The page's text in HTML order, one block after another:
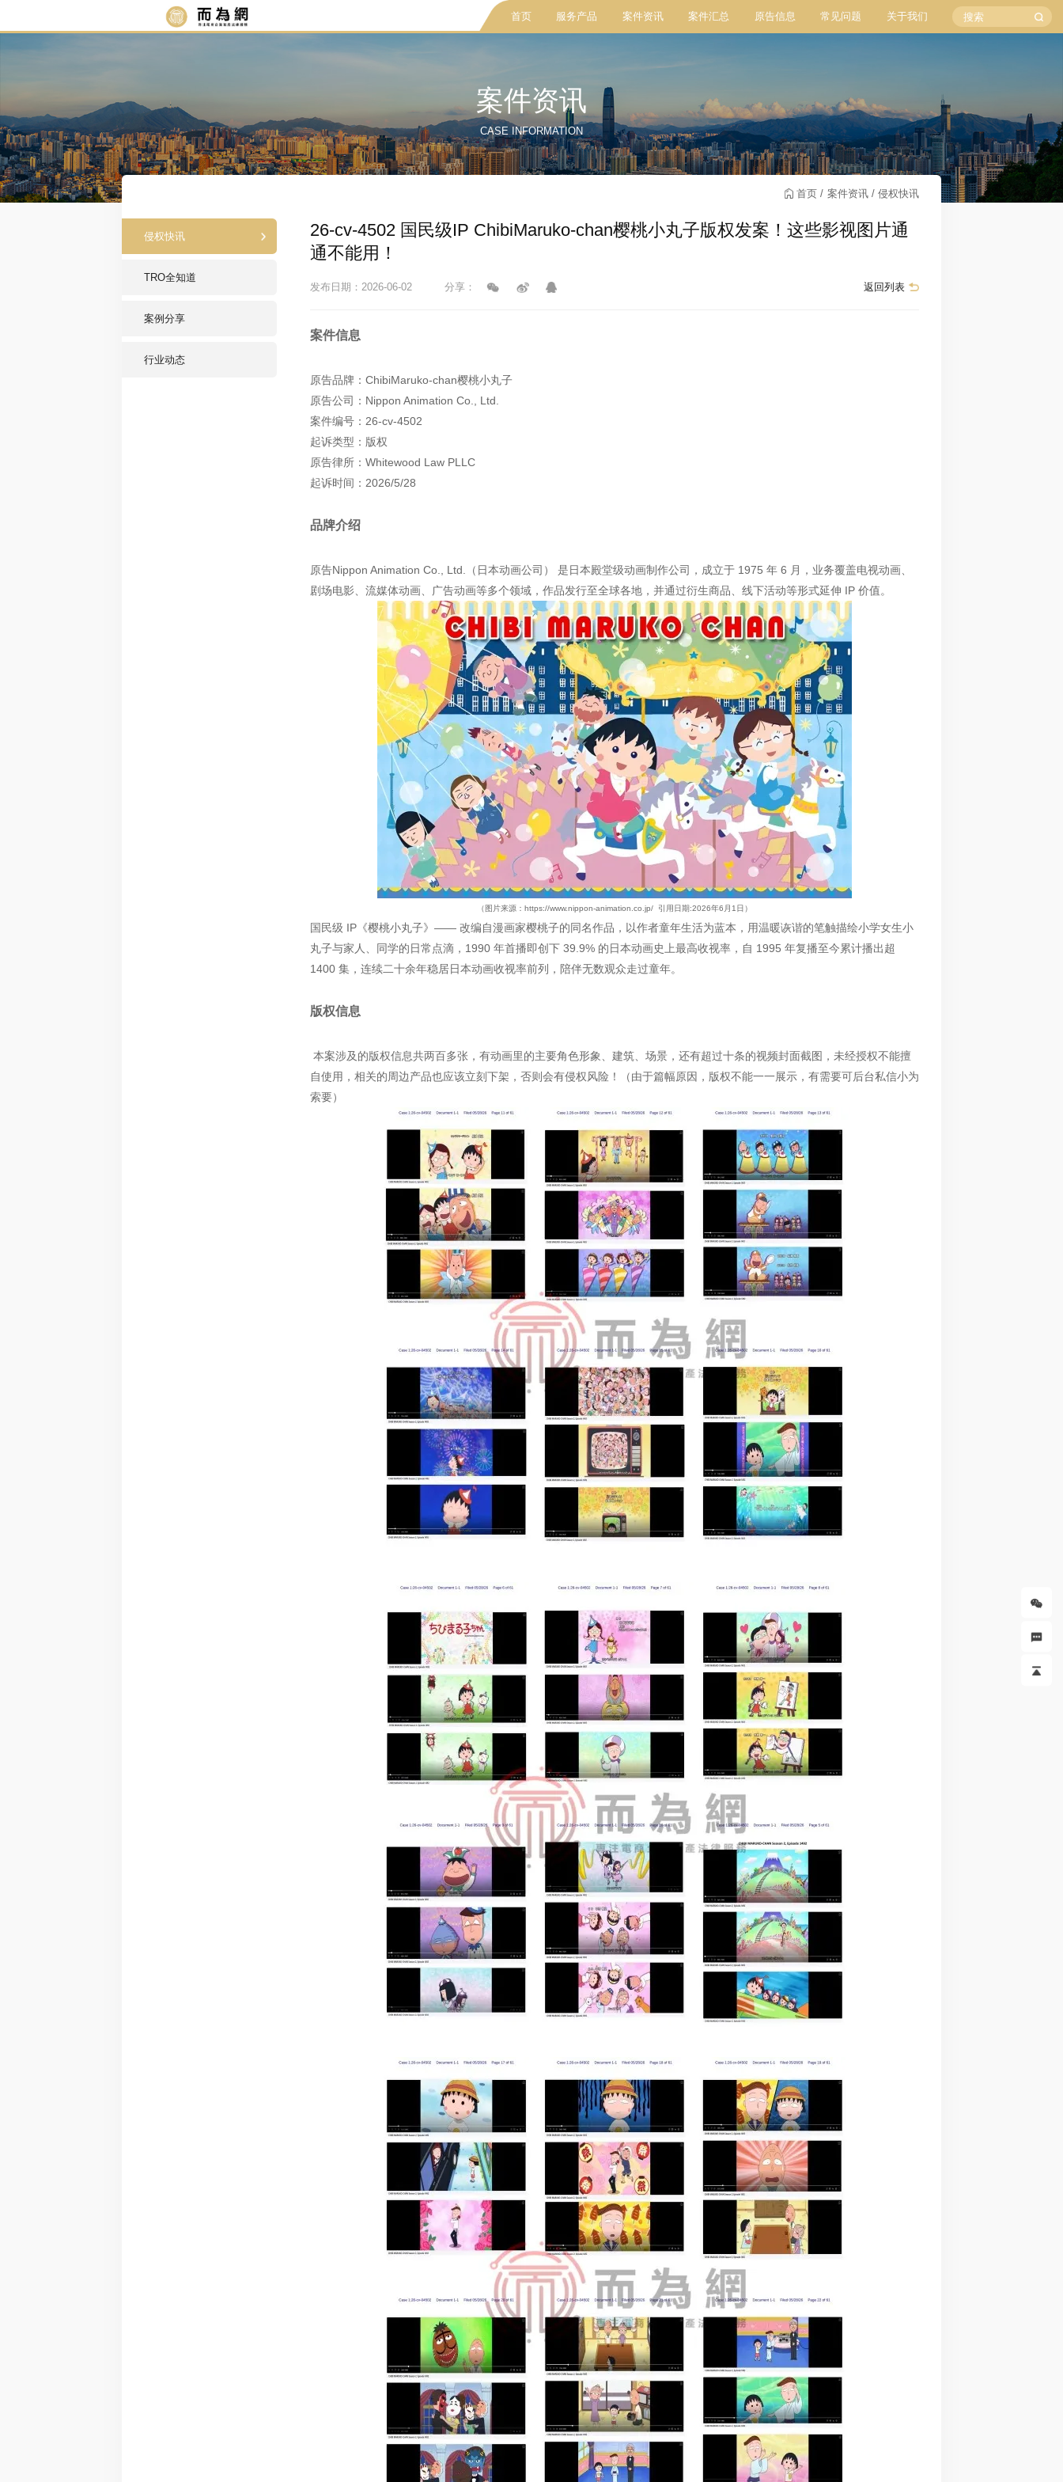
首页 服务产品 案件资讯 案件汇总 原告信息 常见问题 关于我们
案件资讯
CASE INFORMATION
首页 案件资讯 侵权快讯
侵权快讯
TRO全知道
案例分享
行业动态
26-cv-4502 国民级IP ChibiMaruko-chan樱桃小丸子版权发案！这些影视图片通
通不能用！
发布日期：2026-06-02 分享： 返回列表
案件信息
原告品牌：ChibiMaruko-chan樱桃小丸子
原告公司：Nippon Animation Co., Ltd.
案件编号：26-cv-4502
起诉类型：版权
原告律所：Whitewood Law PLLC
起诉时间：2026/5/28
品牌介绍
原告Nippon Animation Co., Ltd.（日本动画公司） 是日本殿堂级动画制作公司，成立于 1975 年 6 月，业务覆盖电视动画、
剧场电影、流媒体动画、广告动画等多个领域，作品发行至全球各地，并通过衍生商品、线下活动等形式延伸 IP 价值。
（图片来源：https://www.nippon-animation.co.jp/ 引用日期:2026年6月1日）
国民级 IP《樱桃小丸子》—— 改编自漫画家樱桃子的同名作品，以作者童年生活为蓝本，用温暖诙谐的笔触描绘小学女生小
丸子与家人、同学的日常点滴，1990 年首播即创下 39.9% 的日本动画史上最高收视率，自 1995 年复播至今累计播出超
1400 集，连续二十余年稳居日本动画收视率前列，陪伴无数观众走过童年。
版权信息
本案涉及的版权信息共两百多张，有动画里的主要角色形象、建筑、场景，还有超过十条的视频封面截图，未经授权不能擅
自使用，相关的周边产品也应该立刻下架，否则会有侵权风险！（由于篇幅原因，版权不能一一展示，有需要可后台私信小为
索要）